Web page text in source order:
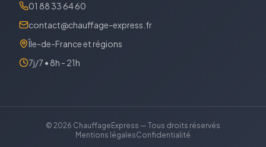
01 88 33 64 60
contact@chauffage-express.fr
Île-de-France et régions
7j/7 • 8h - 21h
© 2026 ChauffageExpress — Tous droits réservés
Mentions légalesConfidentialité